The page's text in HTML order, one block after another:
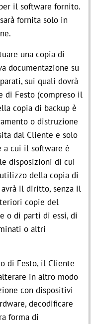
il software fornito.
fornita solo in
una copia di
documentazione su
sui quali dovrà
di Festo (compreso il
copia di backup è
o distruzione
dal Cliente e solo
a cui il software è
disposizioni di cui
della copia di
il diritto, senza il
copie del
o di parti di essi, di
o altri
di Festo, il Cliente
in altro modo
con dispositivi
decodificare
forma di